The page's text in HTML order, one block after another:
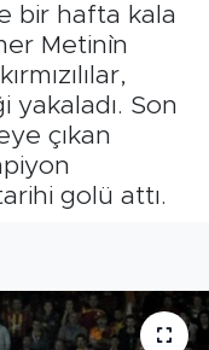
bir hafta kala
Metin`in
yakaladı. Son
çıkan
golü attı.